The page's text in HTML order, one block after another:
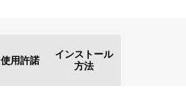
使用許諾
インストール
方法